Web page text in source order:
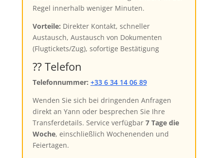
Regel innerhalb weniger Minuten.
Vorteile: Direkter Kontakt, schneller
Austausch, Austausch von Dokumenten
(Flugtickets/Zug), sofortige Bestätigung
⁇ Telefon
Telefonnummer: +33 6 34 14 06 89
Wenden Sie sich bei dringenden Anfragen
direkt an Yann oder besprechen Sie Ihre
Transferdetails. Service verfügbar 7 Tage die
Woche, einschließlich Wochenenden und
Feiertagen.